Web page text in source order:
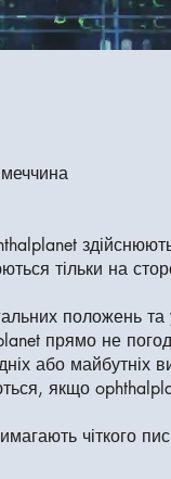
тільки на
положень
прямо не
або майбутніх
якщо
чіткого